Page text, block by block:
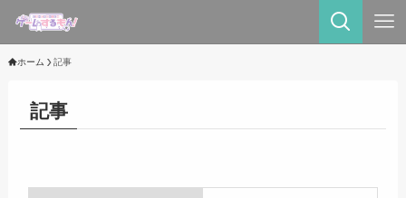
ホーム 記事
記事